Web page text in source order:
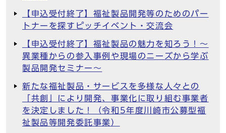
【申込受付終了】福祉製品開発等のためのパー
トナーを探すピッチイベント・交流会
【申込受付終了】福祉製品の魅力を知ろう！～
異業種からの参入事例や現場のニーズから学ぶ
製品開発セミナー～
新たな福祉製品・サービスを多様な人々との
「共創」により開発、事業化に取り組む事業者
を決定しました！（令和5年度川崎市公募型福
祉製品等開発委託事業）